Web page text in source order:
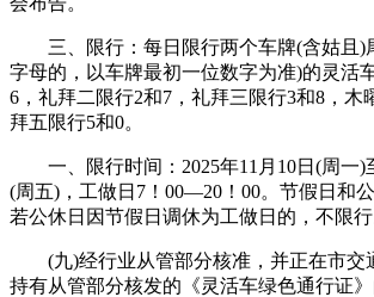
三、限行：每日限行两个车牌(含姑且)
字母的，以车牌最初一位数字为准)的灵活
6，礼拜二限行2和7，礼拜三限行3和8，木
拜五限行5和0。
一、限行时间：2025年11月10日(周一)
(周五)，工做日7！00—20！00。节假日和
若公休日因节假日调休为工做日的，不限行
(九)经行业从管部分核准，并正在市交
持有从管部分核发的《灵活车绿色通行证